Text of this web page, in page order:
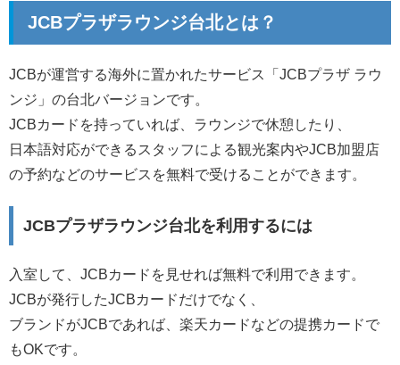
JCBプラザラウンジ台北とは？
JCBが運営する海外に置かれたサービス「JCBプラザ ラウ
ンジ」の台北バージョンです。
JCBカードを持っていれば、ラウンジで休憩したり、
日本語対応ができるスタッフによる観光案内やJCB加盟店
の予約などのサービスを無料で受けることができます。
JCBプラザラウンジ台北を利用するには
入室して、JCBカードを見せれば無料で利用できます。
JCBが発行したJCBカードだけでなく、
ブランドがJCBであれば、楽天カードなどの提携カードで
もOKです。